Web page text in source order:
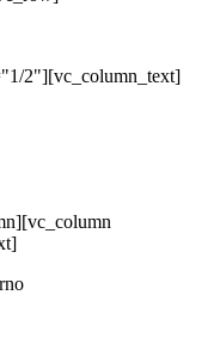
2"][vc_column_text]